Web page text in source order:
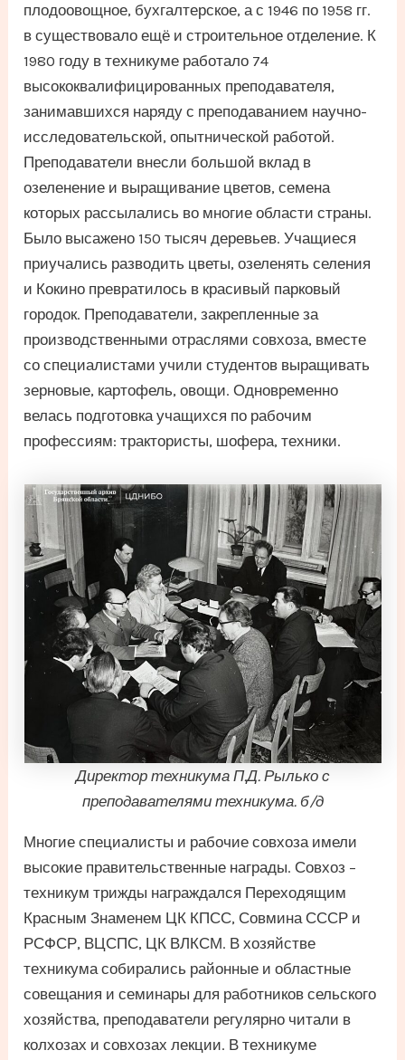
плодоовощное, бухгалтерское, а с 1946 по 1958 гг.
в существовало ещё и строительное отделение. К
1980 году в техникуме работало 74
высококвалифицированных преподавателя,
занимавшихся наряду с преподаванием научно-
исследовательской, опытнической работой.
Преподаватели внесли большой вклад в
озеленение и выращивание цветов, семена
которых рассылались во многие области страны.
Было высажено 150 тысяч деревьев. Учащиеся
приучались разводить цветы, озеленять селения
и Кокино превратилось в красивый парковый
городок. Преподаватели, закрепленные за
производственными отраслями совхоза, вместе
со специалистами учили студентов выращивать
зерновые, картофель, овощи. Одновременно
велась подготовка учащихся по рабочим
профессиям: трактористы, шофера, техники.
Директор техникума П.Д. Рылько с
преподавателями техникума. б/д
Многие специалисты и рабочие совхоза имели
высокие правительственные награды. Совхоз –
техникум трижды награждался Переходящим
Красным Знаменем ЦК КПСС, Совмина СССР и
РСФСР, ВЦСПС, ЦК ВЛКСМ. В хозяйстве
техникума собирались районные и областные
совещания и семинары для работников сельского
хозяйства, преподаватели регулярно читали в
колхозах и совхозах лекции. В техникуме